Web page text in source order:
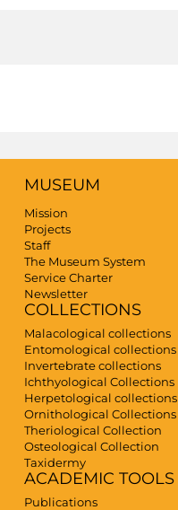
MUSEUM
Mission
Projects
Staff
The Museum System
Service Charter
Newsletter
COLLECTIONS
Malacological collections
Entomological collections
Invertebrate collections
Ichthyological Collections
Herpetological collections
Ornithological Collections
Theriological Collection
Osteological Collection
Taxidermy
ACADEMIC TOOLS
Publications